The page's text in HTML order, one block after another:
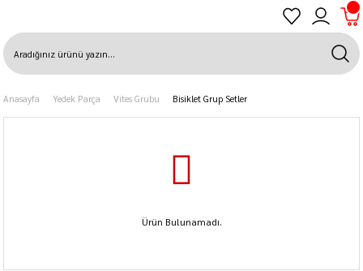
Anasayfa Yedek Parça Vites Grubu Bisiklet Grup Setler
Ürün Bulunamadı.